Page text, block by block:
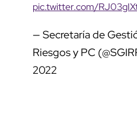
pic.twitter.com/
— Secretaría de
Riesgos y PC
2022